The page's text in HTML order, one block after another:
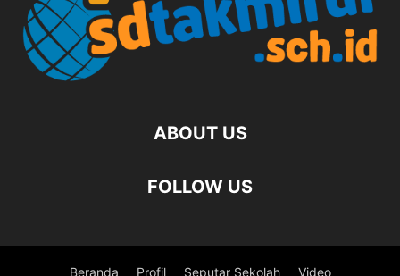
ABOUT US
FOLLOW US
Beranda Profil Seputar Sekolah Video